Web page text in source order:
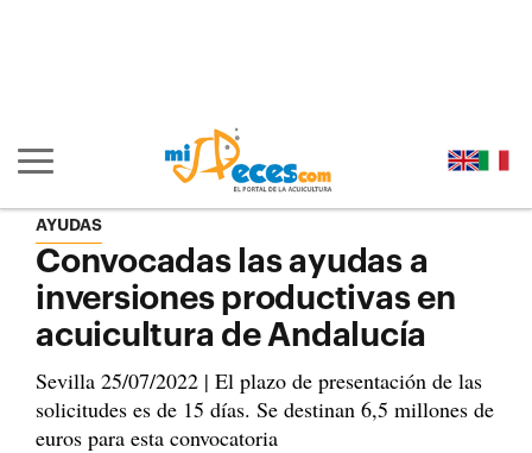
Mostrar/ocultar navegación principal
AYUDAS
Convocadas las ayudas a
inversiones productivas en
acuicultura de Andalucía
Sevilla 25/07/2022 | El plazo de presentación de las
solicitudes es de 15 días. Se destinan 6,5 millones de
euros para esta convocatoria